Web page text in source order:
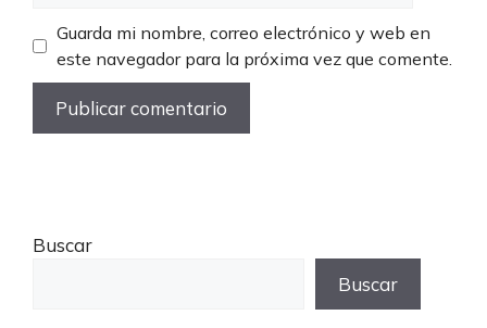
Guarda mi nombre, correo electrónico y web en
este navegador para la próxima vez que comente.
Buscar
Buscar